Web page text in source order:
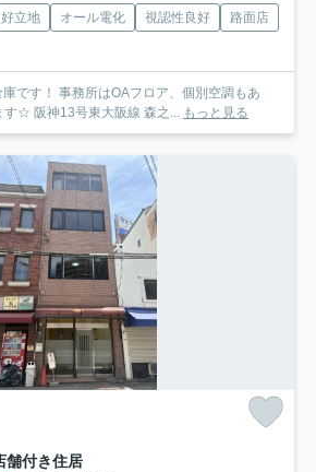
好立地 オール電化 視認性良好
路面店
です！ 事務所はOAフロア、個別空調もあ
す☆ 阪神13号東大阪線 森之... もっと見る
舗付き住居